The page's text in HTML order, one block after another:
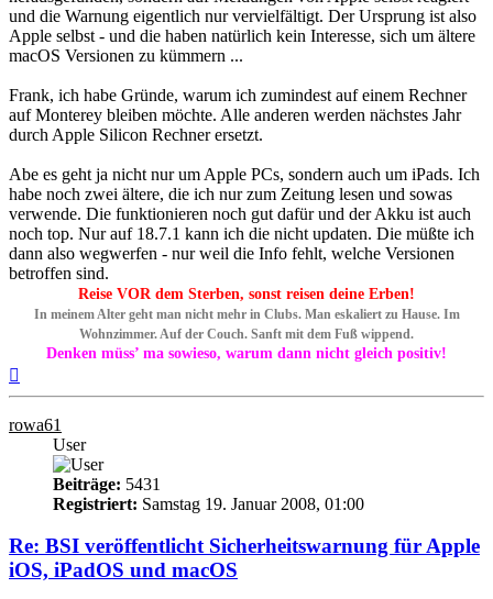
und die Warnung eigentlich nur vervielfältigt. Der Ursprung ist also
Apple selbst - und die haben natürlich kein Interesse, sich um ältere
macOS Versionen zu kümmern ...
Frank, ich habe Gründe, warum ich zumindest auf einem Rechner
auf Monterey bleiben möchte. Alle anderen werden nächstes Jahr
durch Apple Silicon Rechner ersetzt.
Abe es geht ja nicht nur um Apple PCs, sondern auch um iPads. Ich
habe noch zwei ältere, die ich nur zum Zeitung lesen und sowas
verwende. Die funktionieren noch gut dafür und der Akku ist auch
noch top. Nur auf 18.7.1 kann ich die nicht updaten. Die müßte ich
dann also wegwerfen - nur weil die Info fehlt, welche Versionen
betroffen sind.
Reise VOR dem Sterben, sonst reisen deine Erben!
In meinem Alter geht man nicht mehr in Clubs. Man eskaliert zu Hause. Im
Wohnzimmer. Auf der Couch. Sanft mit dem Fuß wippend.
Denken müss’ ma sowieso, warum dann nicht gleich positiv!
rowa61
User
Beiträge: 5431
Registriert: Samstag 19. Januar 2008, 01:00
Re: BSI veröffentlicht Sicherheitswarnung für Apple
iOS, iPadOS und macOS